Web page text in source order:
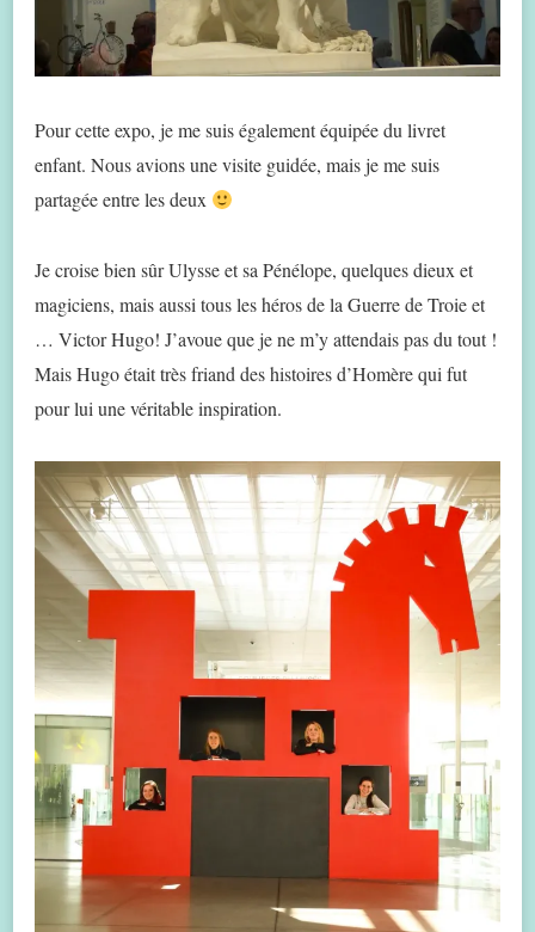
Pour cette expo, je me suis également équipée du livret
enfant. Nous avions une visite guidée, mais je me suis
partagée entre les deux
Je croise bien sûr Ulysse et sa Pénélope, quelques dieux et
magiciens, mais aussi tous les héros de la Guerre de Troie et
… Victor Hugo! J’avoue que je ne m’y attendais pas du tout !
Mais Hugo était très friand des histoires d’Homère qui fut
pour lui une véritable inspiration.